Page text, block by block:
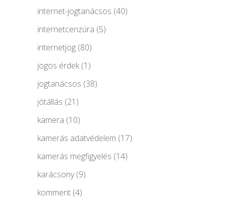
internet-jogtanácsos (40)
internetcenzúra (5)
internetjog (80)
jogos érdek(1)
jogtanácsos (38)
jótállás (21)
kamera (10)
kamerás adatvédelem (17)
kamerás megfigyelés (14)
karácsony(9)
komment (4)